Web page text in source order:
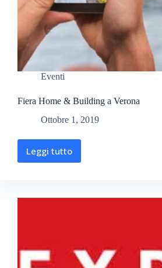
Eventi
Fiera Home & Building a Verona
Ottobre 1, 2019
Leggi tutto